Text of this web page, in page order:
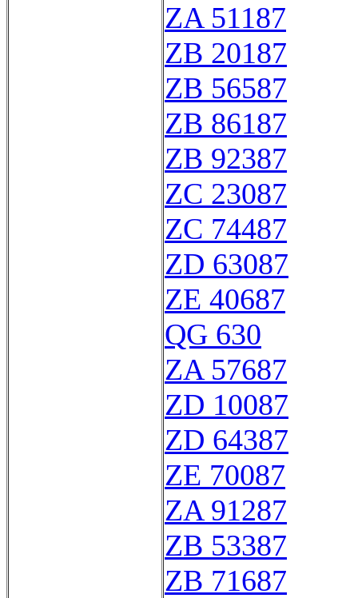
ZA 51187
ZB 20187
ZB 56587
ZB 86187
ZB 92387
ZC 23087
ZC 74487
ZD 63087
ZE 40687
QG 630
ZA 57687
ZD 10087
ZD 64387
ZE 70087
ZA 91287
ZB 53387
ZB 71687